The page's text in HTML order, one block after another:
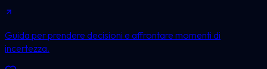
Guida per prendere decisioni e affrontare momenti di
incertezza.